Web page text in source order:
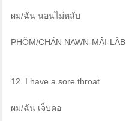
ผม/ฉัน นอนไม่หลับ
PHǑM/CHÁN NAWN-MÂI-LÀB
12. I have a sore throat
ผม/ฉัน เจ็บคอ